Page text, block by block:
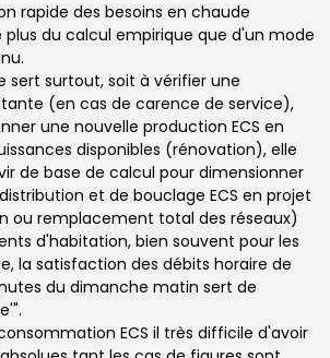
rapide des besoins en chaude
plus du calcul empirique que d'un mode
surtout, soit à vérifier une
(en cas de carence de service),
une nouvelle production ECS en
disponibles (rénovation), elle
de base de calcul pour dimensionner
et de bouclage ECS en projet
ou remplacement total des réseaux)
d'habitation, bien souvent pour les
la satisfaction des débits horaire de
du dimanche matin sert de
ECS il très difficile d'avoir